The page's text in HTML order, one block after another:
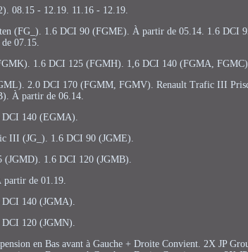
08.15 - 12.19. 11.16 - 12.19.
(FG_). 1.6 DCI 90 (FGME). À partir de 05.14. 1.6 DCI
07.15.
1.6 DCI 125 (FGMH). 1,6 DCI 140 (FGMA, FGMC).
2.0 DCI 170 (FGMM, FGMV). Renault Trafic III
À partir de 06.14.
140 (EGMA).
III (JG_). 1.6 DCI 90 (JGME).
(JGMD). 1.6 DCI 120 (JGMB).
de 01.19.
140 (JGMA).
120 (JGMN).
en Bas avant à Gauche + Droite Convient. 2X JP